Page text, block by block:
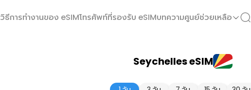
วิธีการทำงานของ eSIMโทรศัพท์ที่รองรับ eSIMบทความศูนย์ช่วยเหลือ
Seychelles eSIM